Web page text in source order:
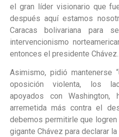
el gran líder visionario que
después aquí estamos
Caracas bolivariana para
intervencionismo
entonces el presidente Chávez.
Asimismo, pidió mantenerse
oposición violenta, los
apoyados con
arremetida más contra el
debemos permitirle que
gigante Chávez para declarar